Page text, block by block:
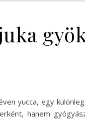
yucca, egy
hanem